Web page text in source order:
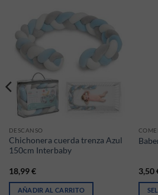
DESCANSO
Chichonera cuerda trenza Azul
150cm Interbaby
18,99€
AÑADIR AL CARRITO
3,50